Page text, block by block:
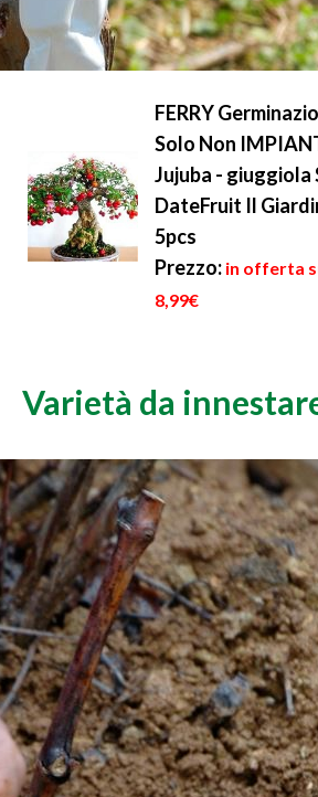
FERRY
Solo Non
Jujuba - giuggiola
DateFruit Il
5pcs
Prezzo: in offerta
8,99€
Varietà da